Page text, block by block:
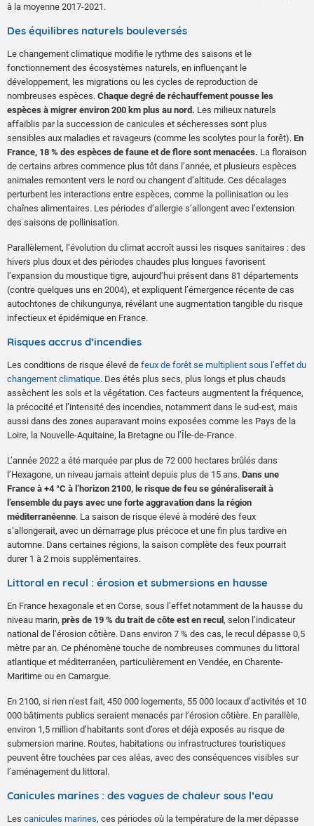
à la moyenne 2017-2021.
Des équilibres naturels bouleversés
Le changement climatique modifie le rythme des saisons et le
fonctionnement des écosystèmes naturels, en influençant le
développement, les migrations ou les cycles de reproduction de
nombreuses espèces. Chaque degré de réchauffement pousse les
espèces à migrer environ 200 km plus au nord. Les milieux naturels
affaiblis par la succession de canicules et sécheresses sont plus
sensibles aux maladies et ravageurs (comme les scolytes pour la forêt). En
France, 18 % des espèces de faune et de flore sont menacées. La floraison
de certains arbres commence plus tôt dans l’année, et plusieurs espèces
animales remontent vers le nord ou changent d’altitude. Ces décalages
perturbent les interactions entre espèces, comme la pollinisation ou les
chaînes alimentaires. Les périodes d’allergie s’allongent avec l’extension
des saisons de pollinisation.
Parallèlement, l’évolution du climat accroît aussi les risques sanitaires : des
hivers plus doux et des périodes chaudes plus longues favorisent
l’expansion du moustique tigre, aujourd’hui présent dans 81 départements
(contre quelques uns en 2004), et expliquent l’émergence récente de cas
autochtones de chikungunya, révélant une augmentation tangible du risque
infectieux et épidémique en France.
Risques accrus d’incendies
Les conditions de risque élevé de feux de forêt se multiplient sous l’effet du
changement climatique. Des étés plus secs, plus longs et plus chauds
assèchent les sols et la végétation. Ces facteurs augmentent la fréquence,
la précocité et l’intensité des incendies, notamment dans le sud-est, mais
aussi dans des zones auparavant moins exposées comme les Pays de la
Loire, la Nouvelle-Aquitaine, la Bretagne ou l’Île-de-France.
L’année 2022 a été marquée par plus de 72 000 hectares brûlés dans
l’Hexagone, un niveau jamais atteint depuis plus de 15 ans. Dans une
France à +4 °C à l’horizon 2100, le risque de feu se généraliserait à
l’ensemble du pays avec une forte aggravation dans la région
méditerranéenne. La saison de risque élevé à modéré des feux
s’allongerait, avec un démarrage plus précoce et une fin plus tardive en
automne. Dans certaines régions, la saison complète des feux pourrait
durer 1 à 2 mois supplémentaires.
Littoral en recul : érosion et submersions en hausse
En France hexagonale et en Corse, sous l’effet notamment de la hausse du
niveau marin, près de 19 % du trait de côte est en recul, selon l’indicateur
national de l’érosion côtière. Dans environ 7 % des cas, le recul dépasse 0,5
mètre par an. Ce phénomène touche de nombreuses communes du littoral
atlantique et méditerranéen, particulièrement en Vendée, en Charente-
Maritime ou en Camargue.
En 2100, si rien n’est fait, 450 000 logements, 55 000 locaux d’activités et 10
000 bâtiments publics seraient menacés par l’érosion côtière. En parallèle,
environ 1,5 million d’habitants sont d’ores et déjà exposés au risque de
submersion marine. Routes, habitations ou infrastructures touristiques
peuvent être touchées par ces aléas, avec des conséquences visibles sur
l’aménagement du littoral.
Canicules marines : des vagues de chaleur sous l’eau
Les canicules marines, ces périodes où la température de la mer dépasse